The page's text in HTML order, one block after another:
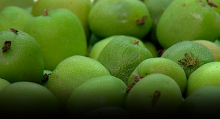
Dzień dobry w sobotę